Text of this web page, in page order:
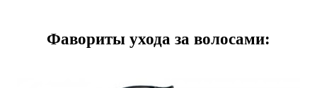
Фавориты ухода за волосами: